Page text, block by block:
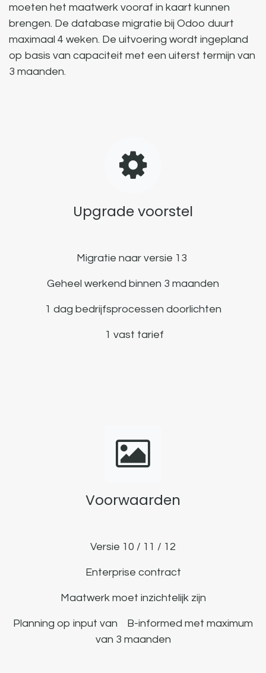
moeten het maatwerk vooraf in kaart kunnen
brengen. De database migratie bij Odoo duurt
maximaal 4 weken. De uitvoering wordt ingepland
op basis van capaciteit met een uiterst termijn van
3 maanden.
Upgrade voorstel
Migratie naar versie 13
Geheel werkend binnen 3 maanden
1 dag bedrijfsprocessen doorlichten
1 vast tarief
Voorwaarden
Versie 10 / 11 / 12
Enterprise contract
Maatwerk moet inzichtelijk zijn
Planning op input van B-informed met maximum
van 3 maanden